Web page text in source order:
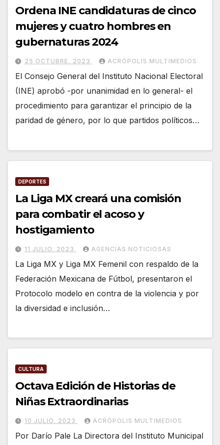
Ordena INE candidaturas de cinco
mujeres y cuatro hombres en
gubernaturas 2024
25 OCTUBRE, 2023 ACRÓPOLIS MULTIMEDIOS
El Consejo General del Instituto Nacional Electoral
(INE) aprobó -por unanimidad en lo general- el
procedimiento para garantizar el principio de la
paridad de género, por lo que partidos políticos…
DEPORTES
La Liga MX creará una comisión
para combatir el acoso y
hostigamiento
11 JULIO, 2023 AGENCIAS NOTICIOSAS
La Liga MX y Liga MX Femenil con respaldo de la
Federación Mexicana de Fútbol, presentaron el
Protocolo modelo en contra de la violencia y por
la diversidad e inclusión…
CULTURA
Octava Edición de Historias de
Niñas Extraordinarias
10 JULIO, 2023 ACRÓPOLIS MULTIMEDIOS
Por Darío Pale La Directora del Instituto Municipal